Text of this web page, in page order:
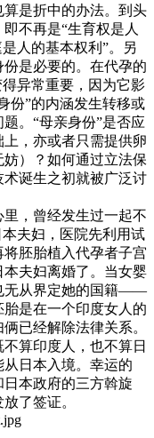
是折中的办法。到头
不再是“生育权是人
人的基本权利”。另
是必要的。在代孕的
异常重要，因为它影
份”的内涵发生转移或
。“母亲身份”是否应
，亦或者只需提供卵
）？如何通过立法保
诞生之初就被广泛讨
，曾经发生过一起不
夫妇，医院先利用试
胚胎植入代孕者子宫
夫妇离婚了。当女婴
无从界定她的国籍——
是在一个印度女人的
已经解除法律关系。
算印度人，也不算日
日本入境。幸运的
本政府的三方斡旋
了签证。